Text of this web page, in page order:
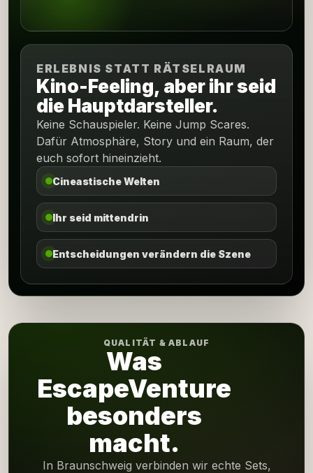
ERLEBNIS STATT RÄTSELRAUM
Kino-Feeling, aber ihr seid
die Hauptdarsteller.
Keine Schauspieler. Keine Jump Scares.
Dafür Atmosphäre, Story und ein Raum, der
euch sofort hineinzieht.
Cineastische Welten
Ihr seid mittendrin
Entscheidungen verändern die Szene
QUALITÄT & ABLAUF
Was
EscapeVenture
besonders
macht.
In Braunschweig verbinden wir echte Sets,